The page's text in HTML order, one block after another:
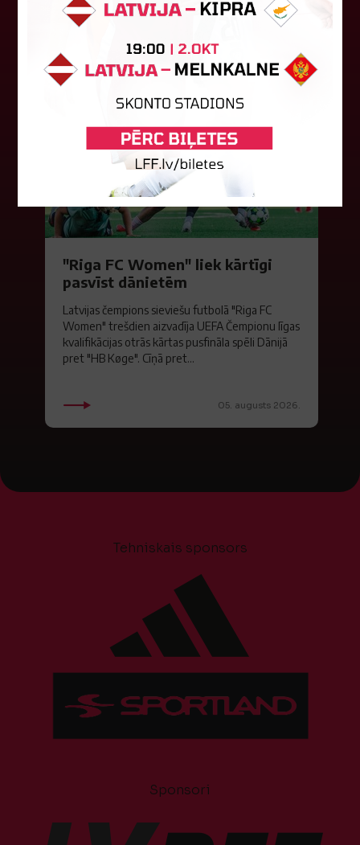
balsojumā, kurā tika apkopotas...
06. augusts 2026.
"Riga FC Women" liek kārtīgi
pasvīst dānietēm
Latvijas čempions sieviešu futbolā "Riga FC
Women" trešdien aizvadīja UEFA Čempionu līgas
kvalifikācijas otrās kārtas pusfināla spēli Dānijā
pret "HB Køge". Cīņā pret...
05. augusts 2026.
Tehniskais sponsors
Sponsori